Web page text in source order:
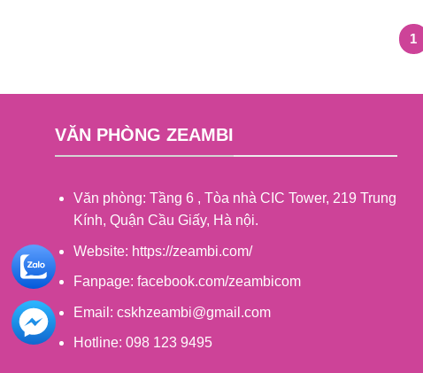
1
VĂN PHÒNG ZEAMBI
Văn phòng: Tầng 6 , Tòa nhà CIC Tower, 219 Trung
Kính, Quận Cầu Giấy, Hà nội.
Website: https://zeambi.com/
Fanpage: facebook.com/zeambicom
Email: cskhzeambi@gmail.com
Hotline: 098 123 9495